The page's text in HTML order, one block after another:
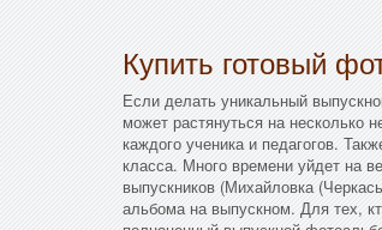
Купить готовый
Если делать уникальный
может растянуться на несколько
каждого ученика и педагогов.
класса. Много времени уйдет на
выпускников (Михайловка
альбома на выпускном. Для тех,